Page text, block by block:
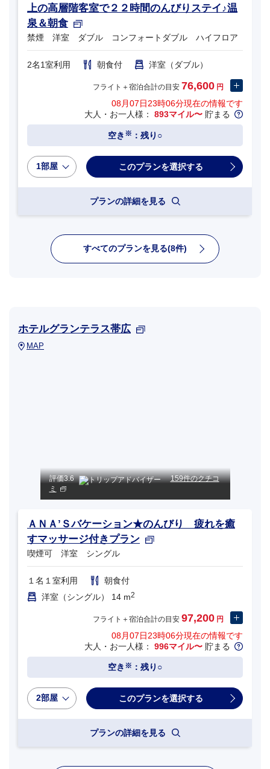
上の高層階客室で２２時間のんびりステイ♪温
泉＆朝食
禁煙 洋室 ダブル コンフォートダブル ハイフロア
2名1室利用 朝食付 洋室（ダブル）
フライト＋宿泊合計の目安 76,600 円
08月07日23時06分現在の情報です
大人・お一人様： 893マイル〜 貯まる
空き ※ ：残り○
1部屋
プランの詳細を見る
すべてのプランを見る(8件)
ホテルグランテラス帯広
MAP
評価3.6
159件のクチコ
ミ
ＡＮＡ’Ｓバケーション★のんびり 疲れを癒
すマッサージ付きプラン
喫煙可 洋室 シングル
１名１室利用
朝食付
洋室（シングル） 14 m2
フライト＋宿泊合計の目安 97,200 円
08月07日23時06分現在の情報です
大人・お一人様： 996マイル〜 貯まる
空き ※ ：残り○
2部屋
プランの詳細を見る